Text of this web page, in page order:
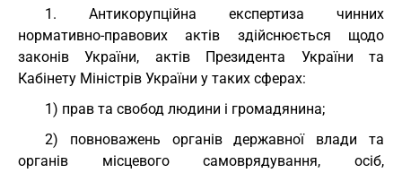
1. Антикорупційна експертиза чинних
нормативно-правових актів здійснюється щодо
законів України, актів Президента України та
Кабінету Міністрів України у таких сферах:
1) прав та свобод людини і громадянина;
2) повноважень органів державної влади та
органів місцевого самоврядування, осіб,